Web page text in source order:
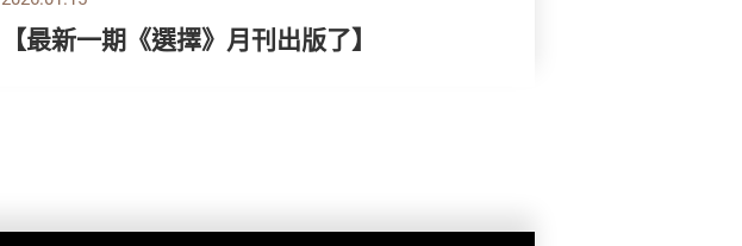
【最新一期《選擇》月刊出版了】